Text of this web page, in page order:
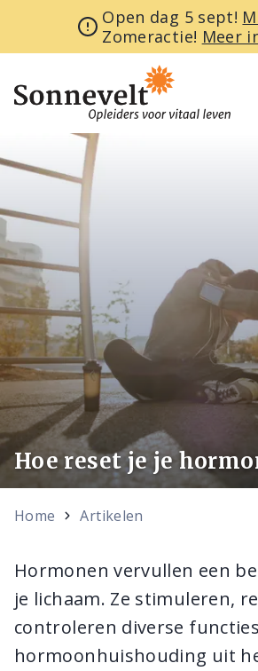
Open dag 5 sept!
Zomeractie! Meer
Hoe reset je je
Home Artikelen
Hormonen vervullen een
je lichaam. Ze stimuleren,
controleren diverse
hormoonhuishouding uit